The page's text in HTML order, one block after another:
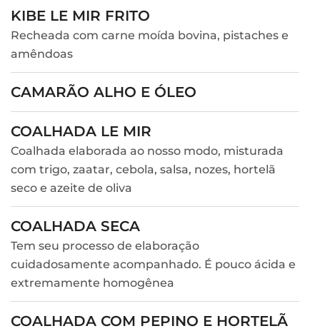
KIBE LE MIR FRITO
Recheada com carne moída bovina, pistaches e
amêndoas
CAMARÃO ALHO E ÓLEO
COALHADA LE MIR
Coalhada elaborada ao nosso modo, misturada
com trigo, zaatar, cebola, salsa, nozes, hortelã
seco e azeite de oliva
COALHADA SECA
Tem seu processo de elaboração
cuidadosamente acompanhado. É pouco ácida e
extremamente homogênea
COALHADA COM PEPINO E HORTELÃ